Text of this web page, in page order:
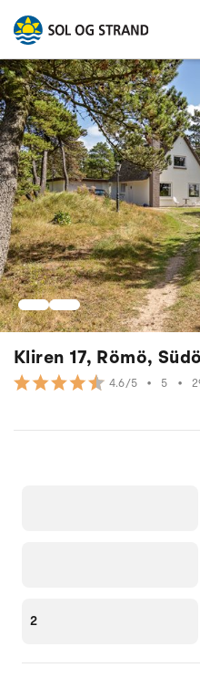
Kliren 17, Römö,
4.6/5 • 5 •
2